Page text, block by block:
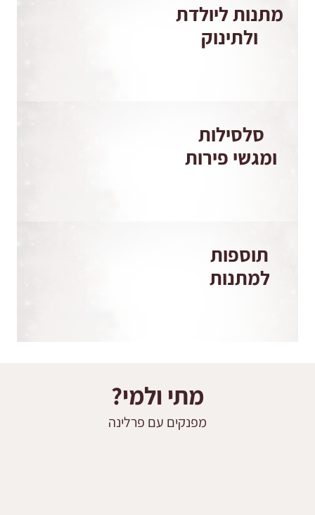
מתנות ליולדת
ולתינוק
סלסילות
ומגשי פירות
תוספות
למתנות
מתי ולמי?
מפנקים עם פרלינה